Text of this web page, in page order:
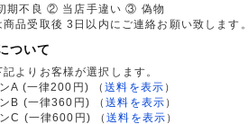
期不良 ② 当店手違い ③ 偽物
商品受取後 3日以内にご連絡お願い致します。
ついて
記よりお客様が選択します。
A (一律200円)
（送料を表示 ）
B (一律360円)
（送料を表示 ）
C (一律600円)
（送料を表示 ）